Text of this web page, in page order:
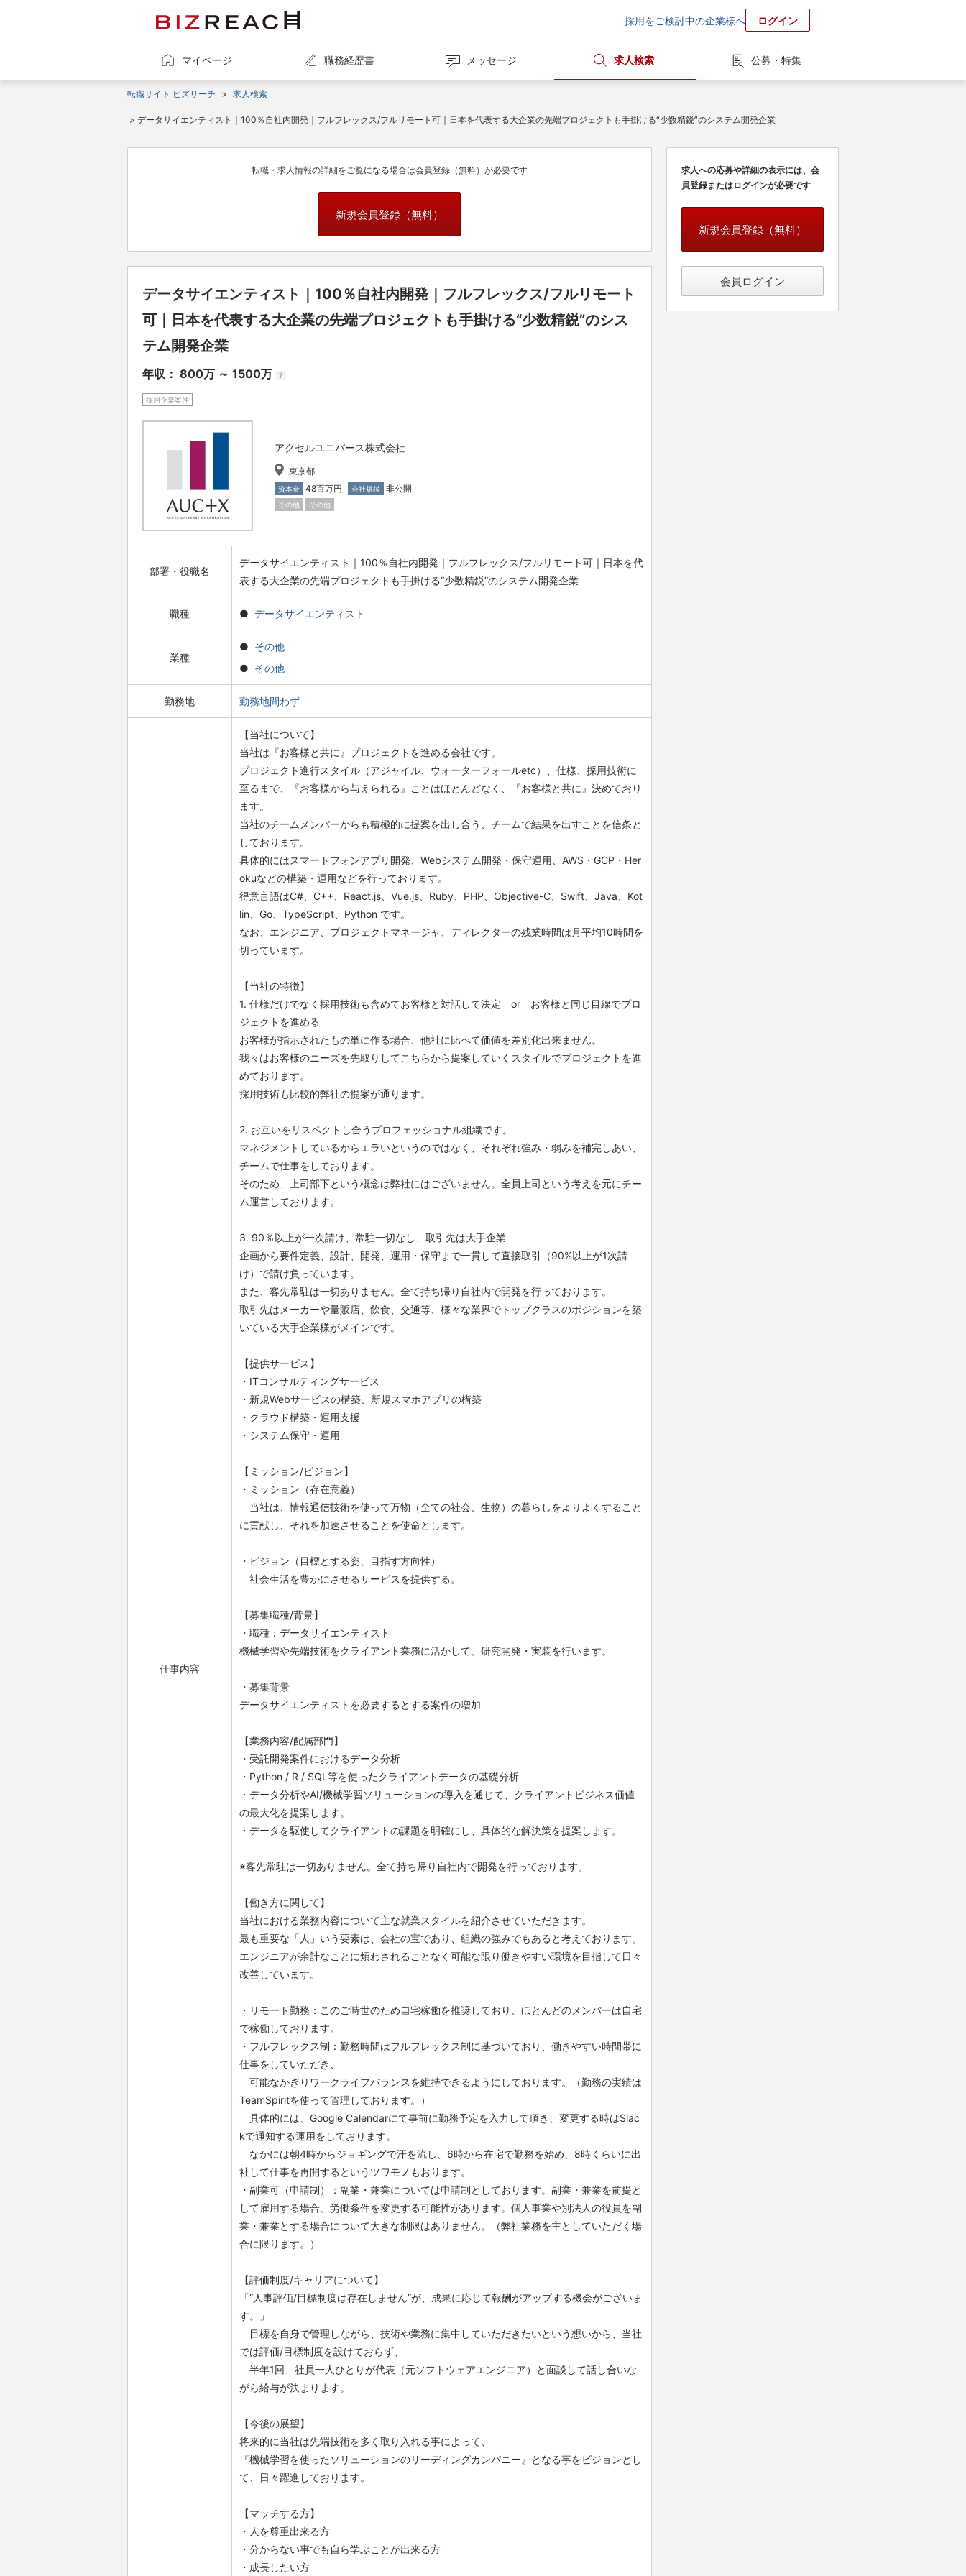
採用をご検討中の企業様へ ログイン
マイページ 職務経歴書 メッセージ 求人検索 公募・特集
転職サイト ビズリーチ > 求人検索
> データサイエンティスト｜100％自社内開発｜フルフレックス/フルリモート可｜日本を代表する大企業の先端プロジェクトも手掛ける“少数精鋭”のシステム開発企業
転職・求人情報の詳細をご覧になる場合は会員登録（無料）が必要です
新規会員登録（無料）
データサイエンティスト｜100％自社内開発｜フルフレックス/フルリモート
可｜日本を代表する大企業の先端プロジェクトも手掛ける“少数精鋭”のシス
テム開発企業
年収： 800万 ～ 1500万 ?
採用企業案件
アクセルユニバース株式会社
東京都
資本金 48百万円 会社規模 非公開
その他 その他
部署・役職名
データサイエンティスト｜100％自社内開発｜フルフレックス/フルリモート可｜日本を代
表する大企業の先端プロジェクトも手掛ける“少数精鋭”のシステム開発企業
職種 データサイエンティスト
業種
その他
その他
勤務地 勤務地問わず
仕事内容
【当社について】
当社は『お客様と共に』プロジェクトを進める会社です。
プロジェクト進行スタイル（アジャイル、ウォーターフォールetc）、仕様、採用技術に
至るまで、『お客様から与えられる』ことはほとんどなく、『お客様と共に』決めており
ます。
当社のチームメンバーからも積極的に提案を出し合う、チームで結果を出すことを信条と
しております。
具体的にはスマートフォンアプリ開発、Webシステム開発・保守運用、AWS・GCP・Her
okuなどの構築・運用などを行っております。
得意言語はC#、C++、React.js、Vue.js、Ruby、PHP、Objective-C、Swift、Java、Kot
lin、Go、TypeScript、Python です。
なお、エンジニア、プロジェクトマネージャ、ディレクターの残業時間は月平均10時間を
切っています。
【当社の特徴】
1. 仕様だけでなく採用技術も含めてお客様と対話して決定 or お客様と同じ目線でプロ
ジェクトを進める
お客様が指示されたもの単に作る場合、他社に比べて価値を差別化出来ません。
我々はお客様のニーズを先取りしてこちらから提案していくスタイルでプロジェクトを進
めております。
採用技術も比較的弊社の提案が通ります。
2. お互いをリスペクトし合うプロフェッショナル組織です。
マネジメントしているからエラいというのではなく、それぞれ強み・弱みを補完しあい、
チームで仕事をしております。
そのため、上司部下という概念は弊社にはございません。全員上司という考えを元にチー
ム運営しております。
3. 90％以上が一次請け、常駐一切なし、取引先は大手企業
企画から要件定義、設計、開発、運用・保守まで一貫して直接取引（90%以上が1次請
け）で請け負っています。
また、客先常駐は一切ありません。全て持ち帰り自社内で開発を行っております。
取引先はメーカーや量販店、飲食、交通等、様々な業界でトップクラスのポジションを築
いている大手企業様がメインです。
【提供サービス】
・ITコンサルティングサービス
・新規Webサービスの構築、新規スマホアプリの構築
・クラウド構築・運用支援
・システム保守・運用
【ミッション/ビジョン】
・ミッション（存在意義）
当社は、情報通信技術を使って万物（全ての社会、生物）の暮らしをよりよくすること
に貢献し、それを加速させることを使命とします。
・ビジョン（目標とする姿、目指す方向性）
社会生活を豊かにさせるサービスを提供する。
【募集職種/背景】
・職種：データサイエンティスト
機械学習や先端技術をクライアント業務に活かして、研究開発・実装を行います。
・募集背景
データサイエンティストを必要するとする案件の増加
【業務内容/配属部門】
・受託開発案件におけるデータ分析
・Python / R / SQL等を使ったクライアントデータの基礎分析
・データ分析やAI/機械学習ソリューションの導入を通じて、クライアントビジネス価値
の最大化を提案します。
・データを駆使してクライアントの課題を明確にし、具体的な解決策を提案します。
※客先常駐は一切ありません。全て持ち帰り自社内で開発を行っております。
【働き方に関して】
当社における業務内容について主な就業スタイルを紹介させていただきます。
最も重要な「人」いう要素は、会社の宝であり、組織の強みでもあると考えております。
エンジニアが余計なことに煩わされることなく可能な限り働きやすい環境を目指して日々
改善しています。
・リモート勤務：このご時世のため自宅稼働を推奨しており、ほとんどのメンバーは自宅
で稼働しております。
・フルフレックス制：勤務時間はフルフレックス制に基づいており、働きやすい時間帯に
仕事をしていただき、
可能なかぎりワークライフバランスを維持できるようにしております。（勤務の実績は
TeamSpiritを使って管理しております。）
具体的には、Google Calendarにて事前に勤務予定を入力して頂き、変更する時はSlac
kで通知する運用をしております。
なかには朝4時からジョギングで汗を流し、6時から在宅で勤務を始め、8時くらいに出
社して仕事を再開するというツワモノもおります。
・副業可（申請制）：副業・兼業については申請制としております。副業・兼業を前提と
して雇用する場合、労働条件を変更する可能性があります。個人事業や別法人の役員を副
業・兼業とする場合について大きな制限はありません。（弊社業務を主としていただく場
合に限ります。）
【評価制度/キャリアについて】
「”人事評価/目標制度は存在しません”が、成果に応じて報酬がアップする機会がございま
す。」
目標を自身で管理しながら、技術や業務に集中していただきたいという想いから、当社
では評価/目標制度を設けておらず、
半年1回、社員一人ひとりが代表（元ソフトウェアエンジニア）と面談して話し合いな
がら給与が決まります。
【今後の展望】
将来的に当社は先端技術を多く取り入れる事によって、
『機械学習を使ったソリューションのリーディングカンパニー』となる事をビジョンとし
て、日々躍進しております。
【マッチする方】
・人を尊重出来る方
・分からない事でも自ら学ぶことが出来る方
・成長したい方
求人への応募や詳細の表示には、会
員登録またはログインが必要です
新規会員登録（無料）
会員ログイン